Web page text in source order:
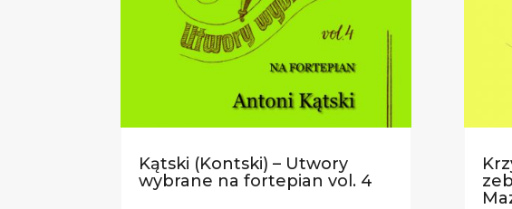
Kątski (Kontski) – Utwory
wybrane na fortepian vol. 4